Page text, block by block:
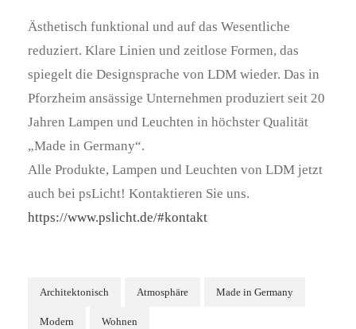
Ästhetisch funktional und auf das Wesentliche
reduziert. Klare Linien und zeitlose Formen, das
spiegelt die Designsprache von LDM wieder. Das in
Pforzheim ansässige Unternehmen produziert seit 20
Jahren Lampen und Leuchten in höchster Qualität
„Made in Germany“.
Alle Produkte, Lampen und Leuchten von LDM jetzt
auch bei psLicht! Kontaktieren Sie uns.
https://www.pslicht.de/#kontakt
Architektonisch Atmosphäre Made in Germany
Modern Wohnen